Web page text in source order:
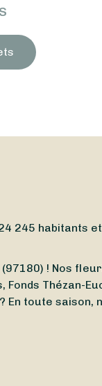
245 habitants
! Nos
Thézan-
? En toute saison,